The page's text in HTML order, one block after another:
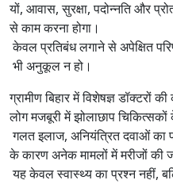
यों, आवास, सुरक्षा, पदोन्नति और
से काम करना होगा।
केवल प्रतिबंध लगाने से अपेक्षित
भी अनुकूल न हो।
ग्रामीण बिहार में विशेषज्ञ डॉक्टरों
लोग मजबूरी में झोलाछाप
गलत इलाज, अनियंत्रित दवाओं का
के कारण अनेक मामलों में मरीजों की
यह केवल स्वास्थ्य का प्रश्न नहीं,